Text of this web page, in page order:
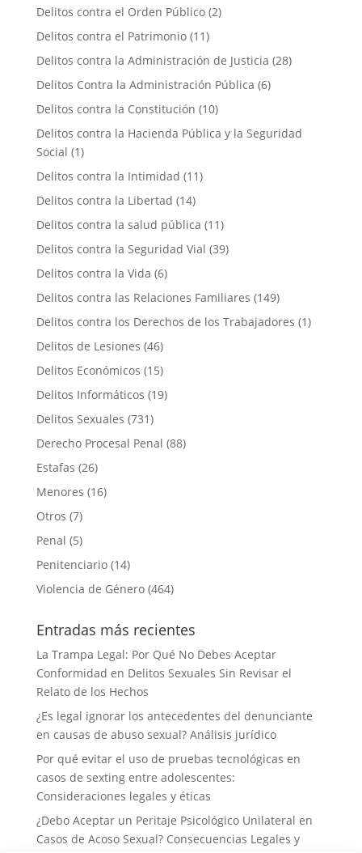
Delitos contra el Orden Público(2)
Delitos contra el Patrimonio(11)
Delitos contra la Administración de Justicia (28)
Delitos Contra la Administración Pública (6)
Delitos contra la Constitución (10)
Delitos contra la Hacienda Pública y la Seguridad
Social (1)
Delitos contra la Intimidad (11)
Delitos contra la Libertad (14)
Delitos contra la salud pública (11)
Delitos contra la Seguridad Vial (39)
Delitos contra la Vida (6)
Delitos contra las Relaciones Familiares (149)
Delitos contra los Derechos de los Trabajadores (1)
Delitos de Lesiones (46)
Delitos Económicos (15)
Delitos Informáticos (19)
Delitos Sexuales (731)
Derecho Procesal Penal (88)
Estafas (26)
Menores (16)
Otros (7)
Penal (5)
Penitenciario(14)
Violencia de Género(464)
Entradas más recientes
La Trampa Legal: Por Qué No Debes Aceptar
Conformidad en Delitos Sexuales Sin Revisar el
Relato de los Hechos
¿Es legal ignorar los antecedentes del denunciante
en causas de abuso sexual? Análisis jurídico
Por qué evitar el uso de pruebas tecnológicas en
casos de sexting entre adolescentes:
Consideraciones legales y éticas
¿Debo Aceptar un Peritaje Psicológico Unilateral en
Casos de Acoso Sexual? Consecuencias Legales y